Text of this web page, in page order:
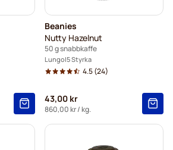
Beanies
Nutty Hazelnut
50 g snabbkaffe
Lungo 5 Styrka
4.5(24)
43,00 kr
860,00 kr/ kg.